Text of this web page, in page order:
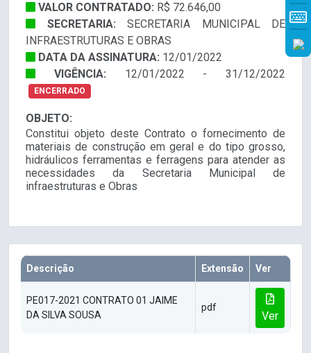
VALOR CONTRATADO: R$ 72.646,00
SECRETARIA: SECRETARIA MUNICIPAL DE
INFRAESTRUTURAS E OBRAS
DATA DA ASSINATURA: 12/01/2022
VIGÊNCIA: 12/01/2022 - 31/12/2022
ENCERRADO
OBJETO:
Constitui objeto deste Contrato o fornecimento de
materiais de construção em geral e do tipo grosso,
hidráulicos ferramentas e ferragens para atender as
necessidades da Secretaria Municipal de
infraestruturas e Obras
Descrição Extensão Ver
PE017-2021 CONTRATO 01 JAIME
DA SILVA SOUSA
pdf
Ver